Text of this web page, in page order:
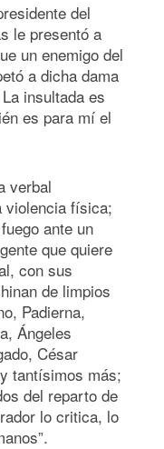
del
le presentó a
un enemigo del
a dicha dama
insultada es
es para mí el
verbal
violencia física;
ante un
que quiere
con sus
de limpios
Padierna,
Ángeles
César
tantísimos más;
del reparto de
lo critica, lo